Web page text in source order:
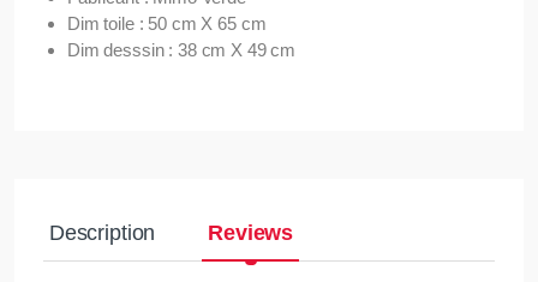
Dim toile : 50 cm X 65 cm
Dim desssin : 38 cm X 49 cm
Description Reviews